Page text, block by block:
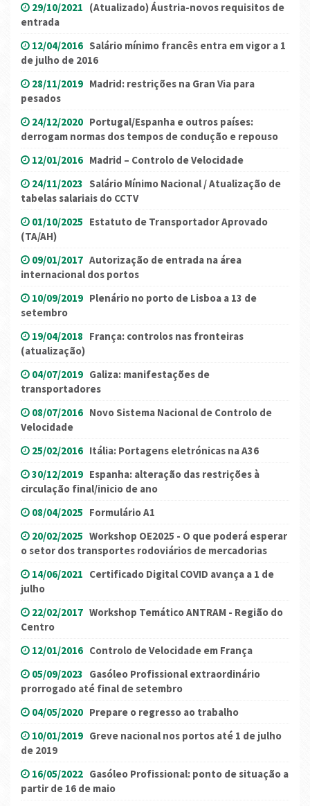
29/10/2021 (Atualizado) Áustria-novos requisitos de
entrada
12/04/2016 Salário mínimo francês entra em vigor a 1
de julho de 2016
28/11/2019 Madrid: restrições na Gran Via para
pesados
24/12/2020 Portugal/Espanha e outros países:
derrogam normas dos tempos de condução e repouso
12/01/2016 Madrid – Controlo de Velocidade
24/11/2023 Salário Mínimo Nacional / Atualização de
tabelas salariais do CCTV
01/10/2025 Estatuto de Transportador Aprovado
(TA/AH)
09/01/2017 Autorização de entrada na área
internacional dos portos
10/09/2019 Plenário no porto de Lisboa a 13 de
setembro
19/04/2018 França: controlos nas fronteiras
(atualização)
04/07/2019 Galiza: manifestações de
transportadores
08/07/2016 Novo Sistema Nacional de Controlo de
Velocidade
25/02/2016 Itália: Portagens eletrónicas na A36
30/12/2019 Espanha: alteração das restrições à
circulação final/inicio de ano
08/04/2025 Formulário A1
20/02/2025 Workshop OE2025 - O que poderá esperar
o setor dos transportes rodoviários de mercadorias
14/06/2021 Certificado Digital COVID avança a 1 de
julho
22/02/2017 Workshop Temático ANTRAM - Região do
Centro
12/01/2016 Controlo de Velocidade em França
05/09/2023 Gasóleo Profissional extraordinário
prorrogado até final de setembro
04/05/2020 Prepare o regresso ao trabalho
10/01/2019 Greve nacional nos portos até 1 de julho
de 2019
16/05/2022 Gasóleo Profissional: ponto de situação a
partir de 16 de maio